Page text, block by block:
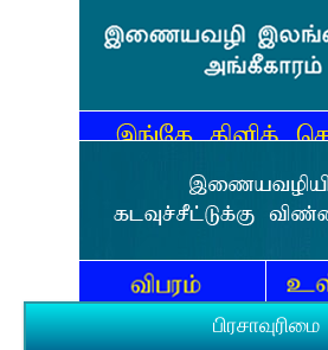
பிரசாவுரிமை